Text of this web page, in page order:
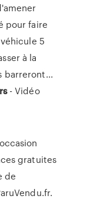
pour faire
5
à la
barreront...
- Vidéo
gratuites
de